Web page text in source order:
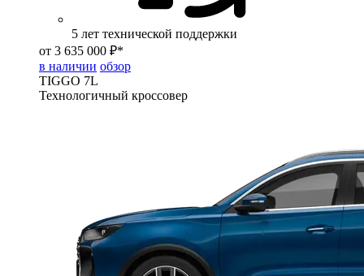
5 лет технической поддержки
от 3 635 000 ₽*
в наличии обзор
TIGGO 7L
Технологичный кроссовер